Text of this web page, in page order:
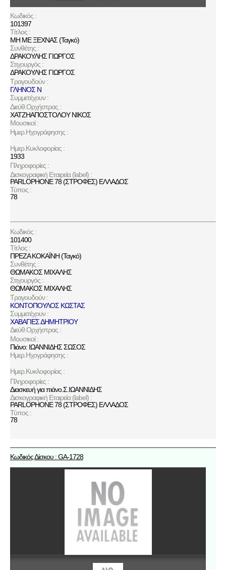
Κωδικός :
101397
Τίτλος :
ΜΗ ΜΕ ΞΕΧΝΑΣ (Ταγκό)
Συνθέτης :
ΔΡΑΚΟΥΛΗΣ ΓΙΩΡΓΟΣ
Στιχουργός :
ΔΡΑΚΟΥΛΗΣ ΓΙΩΡΓΟΣ
Τραγουδούν :
ΓΛΗΝΟΣ Ν
Συμμετέχουν :
Διεύθ.Ορχήστρας :
ΧΑΤΖΗΑΠΟΣΤΟΛΟΥ ΝΙΚΟΣ
Μουσικοί :
Ημερ.Ηχογράφησης :
Ημερ.Κυκλοφορίας :
1933
Πληροφορίες :
Δισκογραφική Εταιρεία (label) :
PARLOPHONE 78 (ΣΤΡΟΦΕΣ) ΕΛΛΑΔΟΣ
Τύπος :
78
Κωδικός :
101400
Τίτλος :
ΠΡΕΖΑ ΚΟΚΑΪΝΗ (Ταγκό)
Συνθέτης :
ΘΩΜΑΚΟΣ ΜΙΧΑΛΗΣ
Στιχουργός :
ΘΩΜΑΚΟΣ ΜΙΧΑΛΗΣ
Τραγουδούν :
ΚΟΝΤΟΠΟΥΛΟΣ ΚΩΣΤΑΣ
Συμμετέχουν :
ΧΑΒΑΓΙΕΣ ΔΗΜΗΤΡΙΟΥ
Διεύθ.Ορχήστρας :
Μουσικοί :
Πιάνο: ΙΩΑΝΝΙΔΗΣ ΣΩΣΟΣ
Ημερ.Ηχογράφησης :
Ημερ.Κυκλοφορίας :
Πληροφορίες :
Διασκευή για πιάνο.Σ.ΙΩΑΝΝΙΔΗΣ
Δισκογραφική Εταιρεία (label) :
PARLOPHONE 78 (ΣΤΡΟΦΕΣ) ΕΛΛΑΔΟΣ
Τύπος :
78
Κωδικός Δίσκου : GA-1728